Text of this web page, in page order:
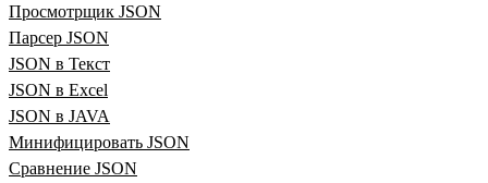
Просмотрщик JSON
Парсер JSON
JSON в Текст
JSON в Excel
JSON в JAVA
Минифицировать JSON
Сравнение JSON